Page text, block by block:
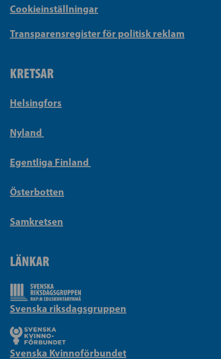
Cookieinställningar
Transparensregister för politisk reklam
KRETSAR
Helsingfors
Nyland
Egentliga Finland
Österbotten
Samkretsen
LÄNKAR
Svenska riksdagsgruppen
Svenska Kvinnoförbundet